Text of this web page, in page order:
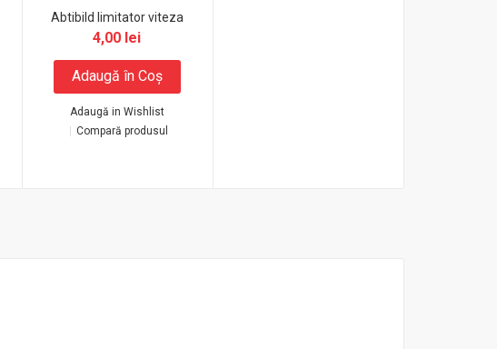
Abtibild limitator viteza
4,00 lei
Adaugă în Coş
Adaugă in Wishlist
Compară produsul